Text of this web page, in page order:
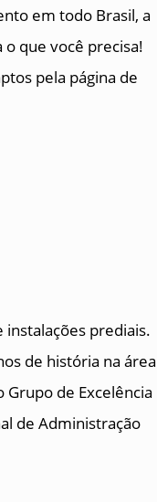
em todo Brasil, a
que você precisa!
pela página de
prediais.
de história na área
de Excelência
de Administração